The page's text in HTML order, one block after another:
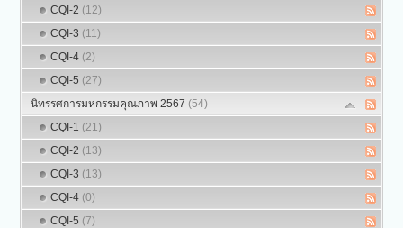
CQI-2 (12)
CQI-3 (11)
CQI-4 (2)
CQI-5 (27)
นิทรรศการมหกรรมคุณภาพ 2567 (54)
CQI-1 (21)
CQI-2 (13)
CQI-3 (13)
CQI-4 (0)
CQI-5 (7)